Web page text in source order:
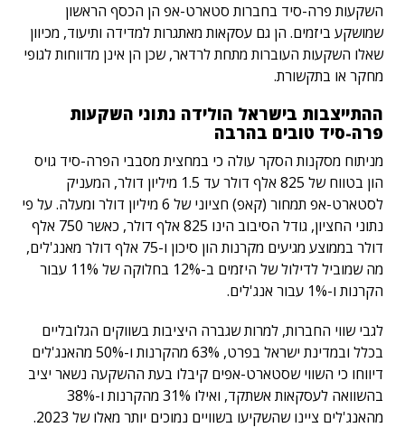
השקעות פרה-סיד בחברות סטארט-אפ הן הכסף הראשון
שמושקע ביזמים. הן גם עסקאות מאתגרות למדידה ותיעוד, מכיוון
שאלו השקעות העוברות מתחת לרדאר, שכן הן אינן מדווחות לגופי
מחקר או בתקשורת.
ההתייצבות בישראל הולידה נתוני השקעות
פרה-סיד טובים בהרבה
מניתוח מסקנות הסקר עולה כי במחצית מסבבי הפרה-סיד גויס
הון בטווח של 825 אלף דולר עד 1.5 מיליון דולר, המעניק
לסטארט-אפ תמחור (קאפ) חציוני של 6 מיליון דולר ומעלה. על פי
נתוני החציון, גודל הסיבוב הינו 825 אלף דולר, כאשר 750 אלף
דולר בממוצע מגיעים מקרנות הון סיכון ו-75 אלף דולר מאנג'לים,
מה שמוביל לדילול של היזמים ב-12% בחלוקה של 11% עבור
הקרנות ו-1% עבור אנג'לים.
לגבי שווי החברות, למרות שגברה היציבות בשווקים הגלובליים
בכלל ובמדינת ישראל בפרט, 63% מהקרנות ו-50% מהאנג'לים
דיווחו כי השווי שסטארט-אפים קיבלו בעת ההשקעה נשאר יציב
בהשוואה לעסקאות אשתקד, ואילו 31% מהקרנות ו-38%
מהאנג'לים ציינו שהשקיעו בשוויים נמוכים יותר מאלו של 2023.